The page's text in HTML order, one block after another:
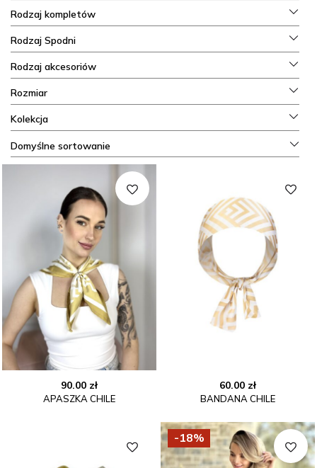
Domyślne sortowanie
90.00 zł
APASZKA CHILE
60.00 zł
BANDANA CHILE
-18%
Rodzaj kompletów
Rodzaj Spodni
Rodzaj akcesoriów
Rozmiar
Kolekcja